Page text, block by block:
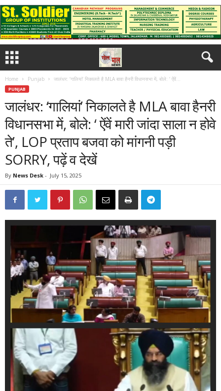
Home Punjab जालंधर: ‘गालियां’ निकालते है MLA बावा हैनरी विधानसभा में, बोले: ‘ ऐंवें...
PUNJAB
जालंधर: ‘गालियां’ निकालते है MLA बावा हैनरी
विधानसभा में, बोले: ‘ ऐंवें मारी जांदा साला न होवे
ते’, LOP प्रताप बजवा को मांगनी पड़ी
SORRY, पढ़ें व देखें
By News Desk - July 15, 2025